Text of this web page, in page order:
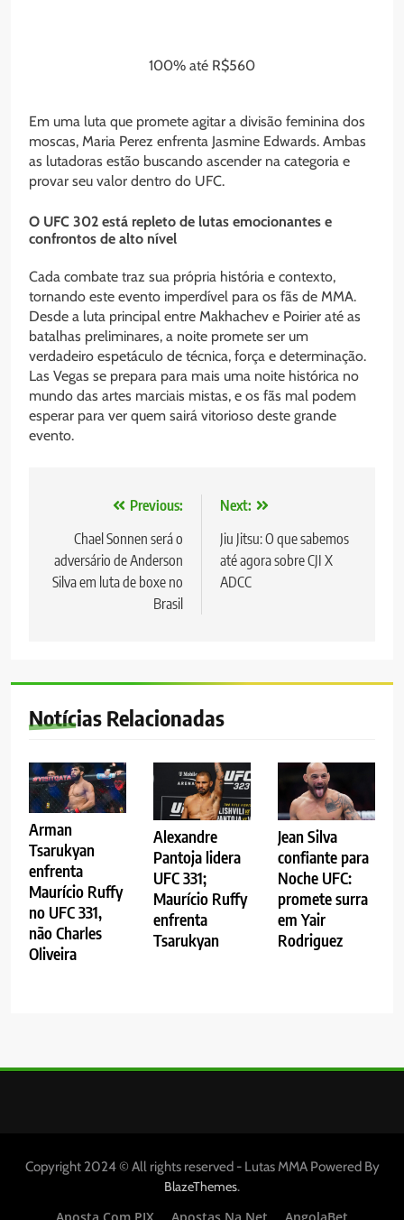
100% até R$560
Em uma luta que promete agitar a divisão feminina dos
moscas, Maria Perez enfrenta Jasmine Edwards. Ambas
as lutadoras estão buscando ascender na categoria e
provar seu valor dentro do UFC.
O UFC 302 está repleto de lutas emocionantes e
confrontos de alto nível
Cada combate traz sua própria história e contexto,
tornando este evento imperdível para os fãs de MMA.
Desde a luta principal entre Makhachev e Poirier até as
batalhas preliminares, a noite promete ser um
verdadeiro espetáculo de técnica, força e determinação.
Las Vegas se prepara para mais uma noite histórica no
mundo das artes marciais mistas, e os fãs mal podem
esperar para ver quem sairá vitorioso deste grande
evento.
Navegação
Post
Previous:
Chael Sonnen será o
adversário de Anderson
Silva em luta de boxe no
Brasil
Next:
Jiu Jitsu: O que sabemos
até agora sobre CJI X
ADCC
Notícias Relacionadas
Arman
Tsarukyan
enfrenta
Maurício Ruffy
no UFC 331,
não Charles
Oliveira
Alexandre
Pantoja lidera
UFC 331;
Maurício Ruffy
enfrenta
Tsarukyan
Jean Silva
confiante para
Noche UFC:
promete surra
em Yair
Rodriguez
Copyright 2024 © All rights reserved - Lutas MMA Powered By
BlazeThemes.